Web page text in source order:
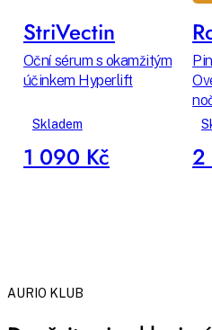
StriVectin
Oční sérum s okamžitým
účinkem Hyperlift
Skladem
1 090 Kč 2
AURIO KLUB